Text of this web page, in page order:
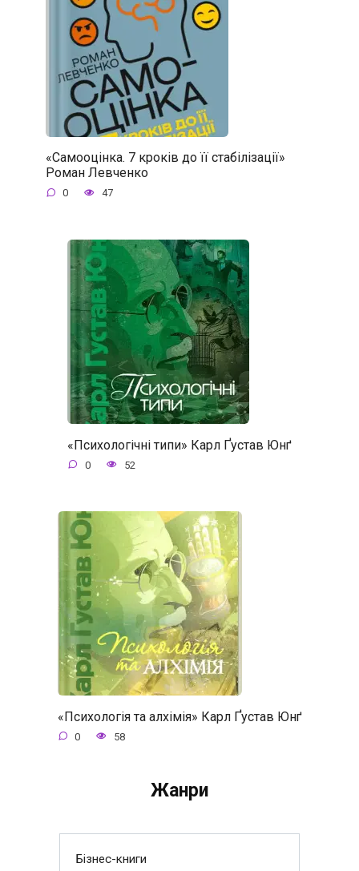
«Самооцінка. 7 кроків до її стабілізації»
Роман Левченко
0 47
«Психологічні типи» Карл Ґустав Юнґ
0 52
«Психологія та алхімія» Карл Ґустав Юнґ
0 58
Жанри
Бізнес-книги